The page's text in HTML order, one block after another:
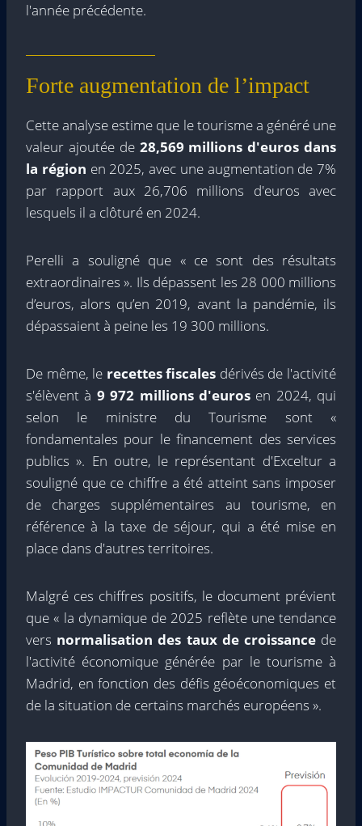
l'année précédente.
Forte augmentation de l’impact
Cette analyse estime que le tourisme a généré une
valeur ajoutée de 28,569 millions d'euros dans
la région en 2025, avec une augmentation de 7%
par rapport aux 26,706 millions d'euros avec
lesquels il a clôturé en 2024.
Perelli a souligné que « ce sont des résultats
extraordinaires ». Ils dépassent les 28 000 millions
d’euros, alors qu’en 2019, avant la pandémie, ils
dépassaient à peine les 19 300 millions.
De même, le recettes fiscales dérivés de l'activité
s'élèvent à 9 972 millions d'eurosen 2024, qui
selon le ministre du Tourisme sont «
fondamentales pour le financement des services
publics ». En outre, le représentant d'Exceltur a
souligné que ce chiffre a été atteint sans imposer
de charges supplémentaires au tourisme, en
référence à la taxe de séjour, qui a été mise en
place dans d'autres territoires.
Malgré ces chiffres positifs, le document prévient
que « la dynamique de 2025 reflète une tendance
vers normalisation des taux de croissancede
l'activité économique générée par le tourisme à
Madrid, en fonction des défis géoéconomiques et
de la situation de certains marchés européens ».